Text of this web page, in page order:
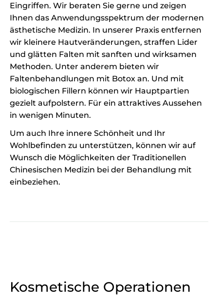
Eingriffen. Wir beraten Sie gerne und zeigen
Ihnen das Anwendungsspektrum der modernen
ästhetische Medizin. In unserer Praxis entfernen
wir kleinere Hautveränderungen, straffen Lider
und glätten Falten mit sanften und wirksamen
Methoden. Unter anderem bieten wir
Faltenbehandlungen mit Botox an. Und mit
biologischen Fillern können wir Hauptpartien
gezielt aufpolstern. Für ein attraktives Aussehen
in wenigen Minuten.
Um auch Ihre innere Schönheit und Ihr
Wohlbefinden zu unterstützen, können wir auf
Wunsch die Möglichkeiten der Traditionellen
Chinesischen Medizin bei der Behandlung mit
einbeziehen.
Kosmetische Operationen